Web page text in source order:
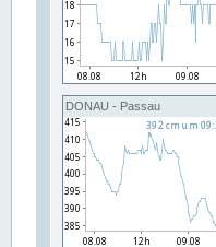
DONAU - Passau